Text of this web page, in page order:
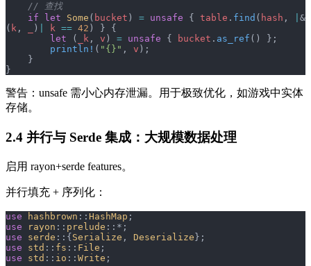
    // 查找
    if
let Some ( bucket ) = unsafe { table . find ( hash ,
&
( k , ) k == 42 ) } {
        let
( _k , v ) = unsafe { bucket . as_ref () };
        println!
( "{}" , v );
    }
}
警告：unsafe 需小心内存泄漏。用于极致优化，如游戏中实体
存储。
2.4 并行与 Serde 集成：大规模数据处理
启用 rayon+serde features。
并行填充 + 序列化：
use hashbrown :: HashMap ;
use rayon :: prelude ::*;
use serde ::{Serialize , Deserialize};
use std :: fs :: File ;
use std :: io :: Write ;